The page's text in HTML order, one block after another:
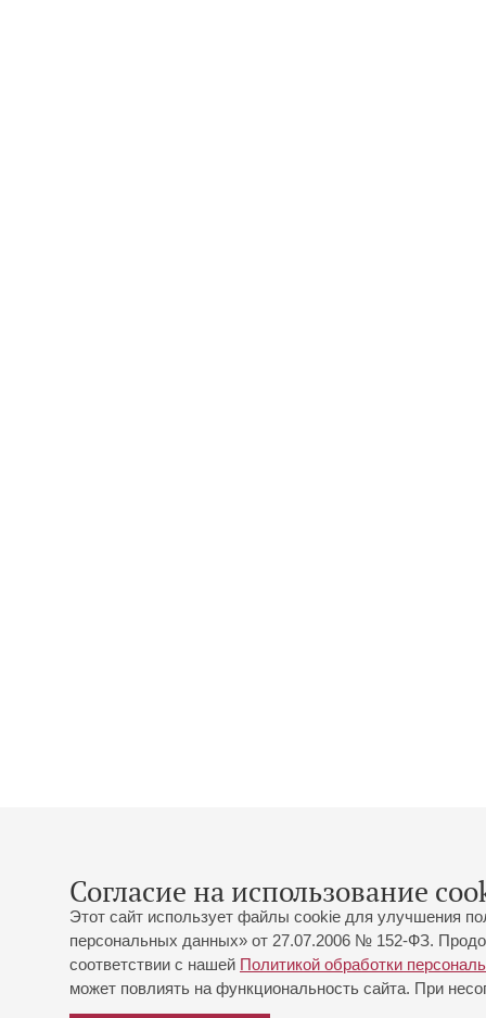
Согласие на использование
Этот сайт использует файлы cookie для улучшения
персональных данных» от 27.07.2006 № 152-ФЗ.
соответствии с нашей Политикой обработки
может повлиять на функциональность сайта. При